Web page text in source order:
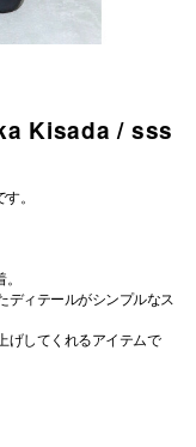
Kisada / sss
。
ディテールがシンプルなス
げしてくれるアイテムで